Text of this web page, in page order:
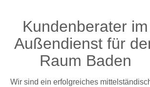
Kundenberater im
Außendienst für
Raum Baden
Wir sind ein erfolgreiches